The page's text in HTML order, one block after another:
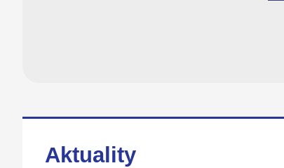
Aktuality